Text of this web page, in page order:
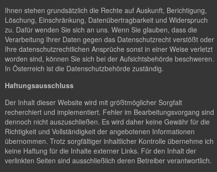
Ihnen stehen grundsätzlich die Rechte auf Auskunft, Berichtigung,
Löschung, Einschränkung, Datenübertragbarkeit und Widerspruch
zu. Dafür wenden Sie sich an uns. Wenn Sie glauben, dass die
Verarbeitung Ihrer Daten gegen das Datenschutzrecht verstößt oder
Ihre datenschutzrechtlichen Ansprüche sonst in einer Weise verletzt
worden sind, können Sie sich bei der Aufsichtsbehörde beschweren.
In Österreich ist die Datenschutzbehörde zuständig.
Haftungsausschluss
Der Inhalt dieser Website wird mit größtmöglicher Sorgfalt
recherchiert und implementiert. Fehler im Bearbeitungsvorgang sind
dennoch nicht auszuschließen. Es wird daher keine Gewähr für die
Richtigkeit und Vollständigkeit der angebotenen Informationen
übernommen. Trotz sorgfältiger inhaltlicher Kontrolle übernehme ich
keine Haftung für die Inhalte externer Links. Für den Inhalt der
verlinkten Seiten sind ausschließlich deren Betreiber verantwortlich.